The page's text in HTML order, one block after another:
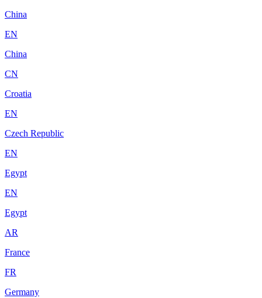
China
EN
China
CN
Croatia
EN
Czech Republic
EN
Egypt
EN
Egypt
AR
France
FR
Germany